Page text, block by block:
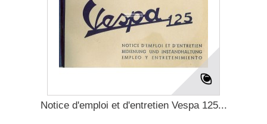
Notice d'emploi et d'entretien Vespa 125...